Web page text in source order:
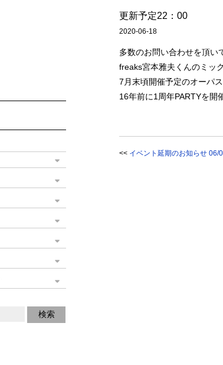
更新予定22：00
2020-06-18
多数のお問い合わせを頂い
freaks宮本雅夫くんのミッ
7月末頃開催予定のオーパ
16年前に1周年PARTYを開
<< イベント延期のお知らせ 06/